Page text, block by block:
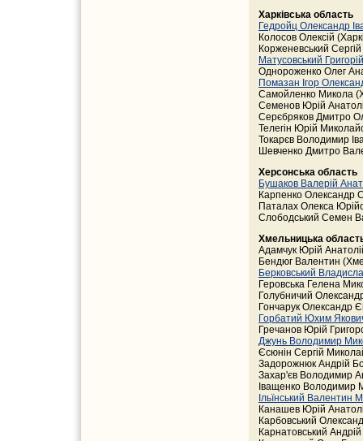
Харківська область
Гедройц Олександр
Колосов Олексій
Корженевський
Матусовський
Однороженко Олег
Помазан Ігор
Самойленко Микола
Семенов Юрій
Серєбряков Дмитро
Телегін Юрій
Токарєв Володимир
Шевченко Дмитро
Херсонська область
Бушаков Валерій
Карпенко Олександр
Паталах Олекса
Слободський Семен
Хмельницька
Адамчук Юрій
Бендюг Валентин
Берковський
Геровська Гелена
Голубничий
Гончарук Олександр
Горбатий Юхим
Гречанов Юрій
Джунь Володимир
Єсюнін Сергій
Задорожнюк Андрій
Захар'єв Володимир
Іващенко Володимир
Ільїнський Валентин
Канашев Юрій
Карбовський
Карнатовський